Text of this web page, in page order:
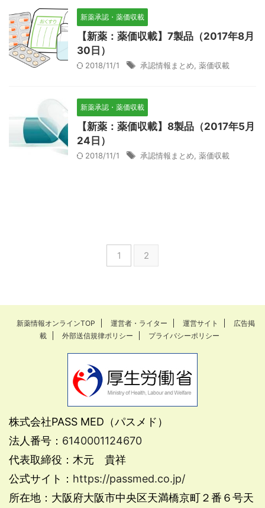
新薬承認・薬価収載
【新薬：薬価収載】7製品（2017年8月
30日）
2018/11/1 承認情報まとめ 薬価収載
新薬承認・薬価収載
【新薬：薬価収載】8製品（2017年5月
24日）
2018/11/1 承認情報まとめ 薬価収載
1 2
新薬情報オンラインTOP 運営者・ライター 運営サイト
広告掲
載
外部送信規律ポリシー プライバシーポリシー
株式会社PASS MED（パスメド）
法人番号： 6140001124670
代表取締役：木元 貴祥
公式サイト： https://passmed.co.jp/
所在地：大阪府大阪市中央区天満橋京町２番６号天